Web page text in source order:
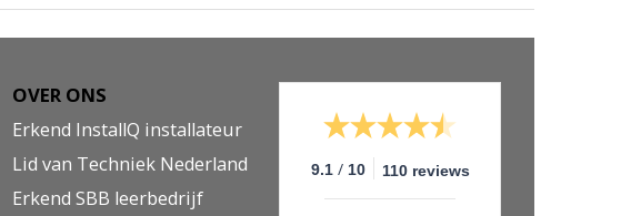
OVER ONS
Erkend InstallQ installateur
Lid van Techniek Nederland
Erkend SBB leerbedrijf
9.1 / 10 110 reviews